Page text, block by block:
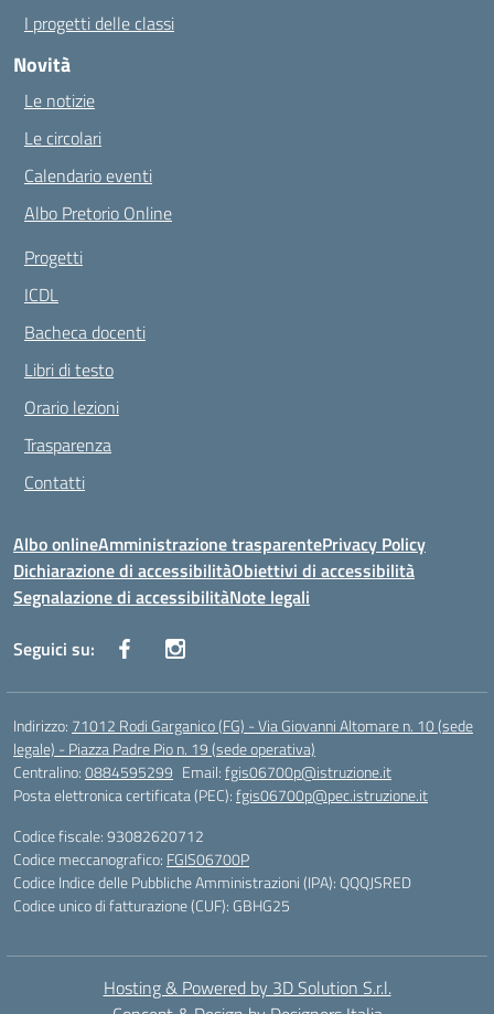
I progetti delle classi
Novità
Le notizie
Le circolari
Calendario eventi
Albo Pretorio Online
Progetti
ICDL
Bacheca docenti
Libri di testo
Orario lezioni
Trasparenza
Contatti
Albo onlineAmministrazione trasparentePrivacy Policy
Dichiarazione di accessibilitàObiettivi di accessibilità
Segnalazione di accessibilitàNote legali
Seguici su:
Indirizzo: 71012 Rodi Garganico (FG) - Via Giovanni Altomare n. 10 (sede
legale) - Piazza Padre Pio n. 19 (sede operativa)
Centralino:0884595299 Email:fgis06700p@istruzione.it
Posta elettronica certificata (PEC):fgis06700p@pec.istruzione.it
Codice fiscale: 93082620712
Codice meccanografico: FGIS06700P
Codice Indice delle Pubbliche Amministrazioni (IPA): QQQJSRED
Codice unico di fatturazione (CUF): GBHG25
Hosting & Powered by 3D Solution S.r.l.